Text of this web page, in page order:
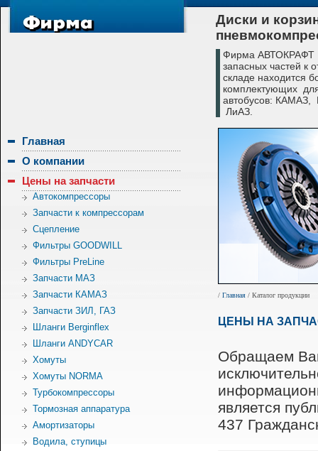
Диски и
Фирма АВТОКРАФТ
запасных частей к
складе находится
комплектующих
автобусов:
ЛиАЗ.
Главная
О компании
Цены на запчасти
Автокомпрессоры
Запчасти к компрессорам
Сцепление
Фильтры GOODWILL
Фильтры PreLine
Запчасти МАЗ
Запчасти КАМАЗ
Запчасти ЗИЛ, ГАЗ
Шланги Berginflex
Шланги ANDYCAR
Хомуты
Хомуты NORMA
Турбокомпрессоры
Тормозная аппаратура
Амортизаторы
Водила, ступицы
/ Главная / Каталог продукции
ЦЕНЫ НА
Обращаем
является
437